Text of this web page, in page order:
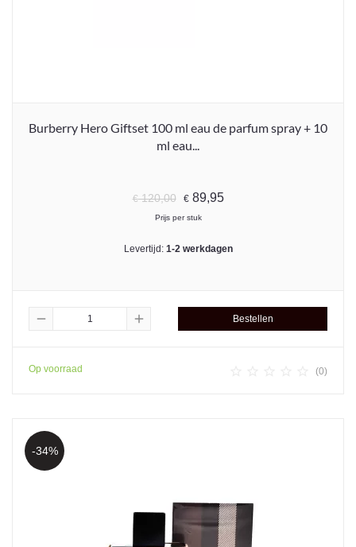
Burberry Hero Giftset 100 ml eau de parfum spray + 10
ml eau...
€120,00 €89,95
Prijs per stuk
Levertijd: 1-2 werkdagen
remove add Bestellen
Op voorraad (0)
-34%